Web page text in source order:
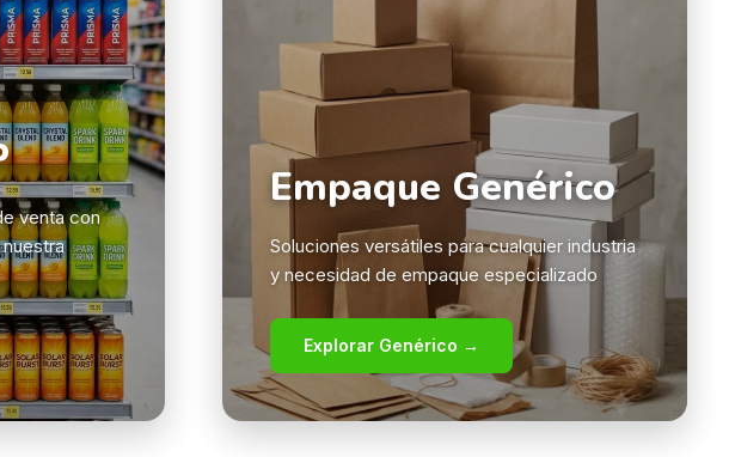
venta con
Empaque Genérico
Soluciones versátiles para cualquier industria
y necesidad de empaque especializado
Explorar Genérico →